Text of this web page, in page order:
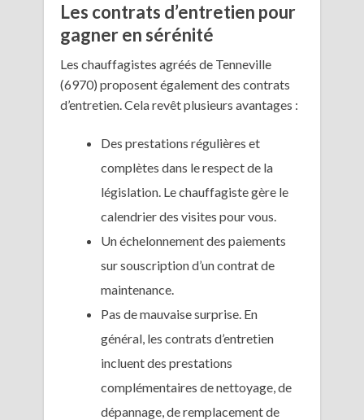
Les contrats d’entretien pour
gagner en sérénité
Les chauffagistes agréés de Tenneville
(6970) proposent également des contrats
d’entretien. Cela revêt plusieurs avantages :
Des prestations régulières et
complètes dans le respect de la
législation. Le chauffagiste gère le
calendrier des visites pour vous.
Un échelonnement des paiements
sur souscription d’un contrat de
maintenance.
Pas de mauvaise surprise. En
général, les contrats d’entretien
incluent des prestations
complémentaires de nettoyage, de
dépannage, de remplacement de